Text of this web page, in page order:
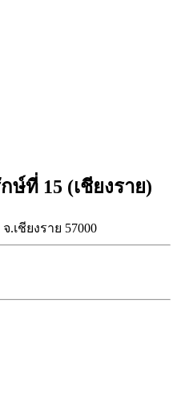
ที่ 15 (เชียงราย)
.เชียงราย 57000